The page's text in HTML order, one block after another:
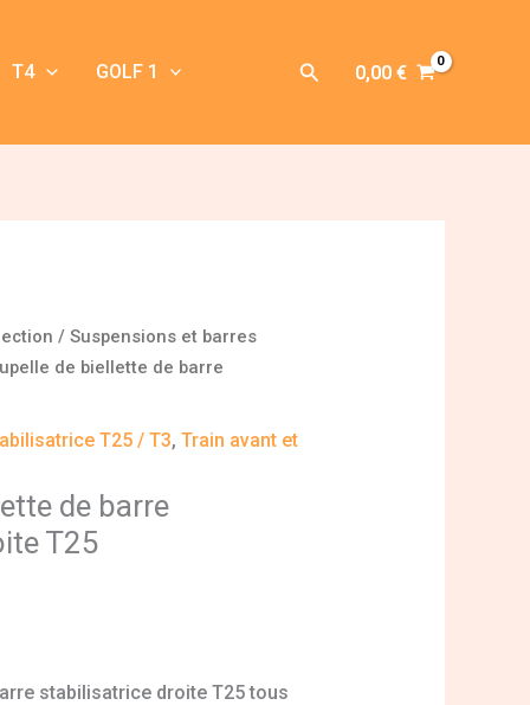
T4 GOLF 1 Rechercher
0,00 €
/Suspensions et barres
de biellette de barre
T25 / T3,Train avant et
de barre
T25
stabilisatrice droite T25 tous